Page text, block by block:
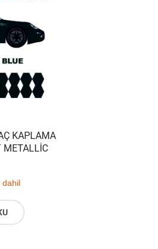
KAPLAMA
METALLIC
dahil